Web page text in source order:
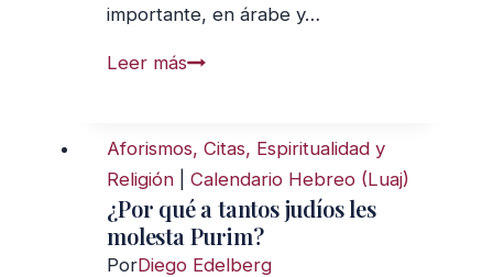
importante, en árabe y…
Leer másCómo
judaísmo
de
nuestro
tiempo
Aforismos, Citas, Espiritualidad y
Religión |Calendario Hebreo (Luaj)
¿Por qué a tantos judíos les
molesta Purim?
PorDiego Edelberg